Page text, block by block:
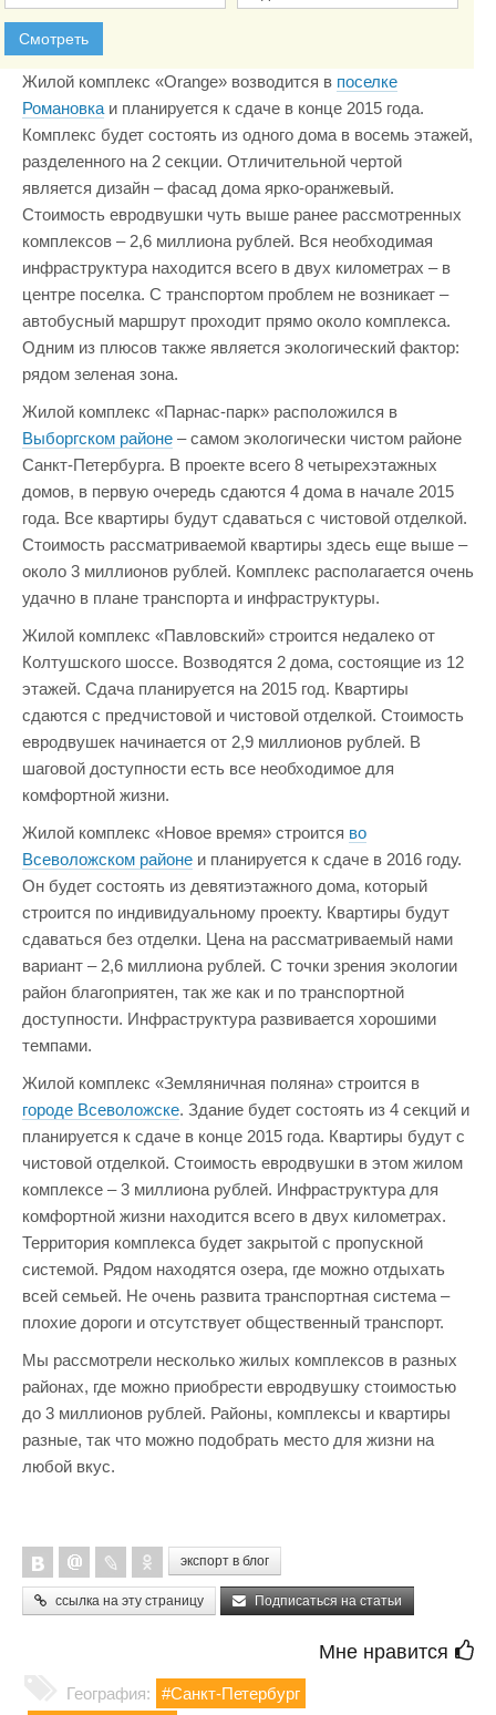
Смотреть
Жилой комплекс «Orange» возводится в поселке
Романовка и планируется к сдаче в конце 2015 года.
Комплекс будет состоять из одного дома в восемь этажей,
разделенного на 2 секции. Отличительной чертой
является дизайн – фасад дома ярко-оранжевый.
Стоимость евродвушки чуть выше ранее рассмотренных
комплексов – 2,6 миллиона рублей. Вся необходимая
инфраструктура находится всего в двух километрах – в
центре поселка. С транспортом проблем не возникает –
автобусный маршрут проходит прямо около комплекса.
Одним из плюсов также является экологический фактор:
рядом зеленая зона.
Жилой комплекс «Парнас-парк» расположился в
Выборгском районе – самом экологически чистом районе
Санкт-Петербурга. В проекте всего 8 четырехэтажных
домов, в первую очередь сдаются 4 дома в начале 2015
года. Все квартиры будут сдаваться с чистовой отделкой.
Стоимость рассматриваемой квартиры здесь еще выше –
около 3 миллионов рублей. Комплекс располагается очень
удачно в плане транспорта и инфраструктуры.
Жилой комплекс «Павловский» строится недалеко от
Колтушского шоссе. Возводятся 2 дома, состоящие из 12
этажей. Сдача планируется на 2015 год. Квартиры
сдаются с предчистовой и чистовой отделкой. Стоимость
евродвушек начинается от 2,9 миллионов рублей. В
шаговой доступности есть все необходимое для
комфортной жизни.
Жилой комплекс «Новое время» строится во
Всеволожском районе и планируется к сдаче в 2016 году.
Он будет состоять из девятиэтажного дома, который
строится по индивидуальному проекту. Квартиры будут
сдаваться без отделки. Цена на рассматриваемый нами
вариант – 2,6 миллиона рублей. С точки зрения экологии
район благоприятен, так же как и по транспортной
доступности. Инфраструктура развивается хорошими
темпами.
Жилой комплекс «Земляничная поляна» строится в
городе Всеволожске. Здание будет состоять из 4 секций и
планируется к сдаче в конце 2015 года. Квартиры будут с
чистовой отделкой. Стоимость евродвушки в этом жилом
комплексе – 3 миллиона рублей. Инфраструктура для
комфортной жизни находится всего в двух километрах.
Территория комплекса будет закрытой с пропускной
системой. Рядом находятся озера, где можно отдыхать
всей семьей. Не очень развита транспортная система –
плохие дороги и отсутствует общественный транспорт.
Мы рассмотрели несколько жилых комплексов в разных
районах, где можно приобрести евродвушку стоимостью
до 3 миллионов рублей. Районы, комплексы и квартиры
разные, так что можно подобрать место для жизни на
любой вкус.
экспорт в блог
ссылка на эту страницу Подписаться на статьи
Мне нравится
География:
#Санкт-Петербург